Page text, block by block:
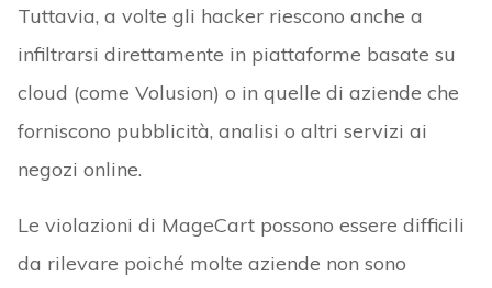
Tuttavia, a volte gli hacker riescono anche a
infiltrarsi direttamente in piattaforme basate su
cloud (come Volusion) o in quelle di aziende che
forniscono pubblicità, analisi o altri servizi ai
negozi online.
Le violazioni di MageCart possono essere difficili
da rilevare poiché molte aziende non sono